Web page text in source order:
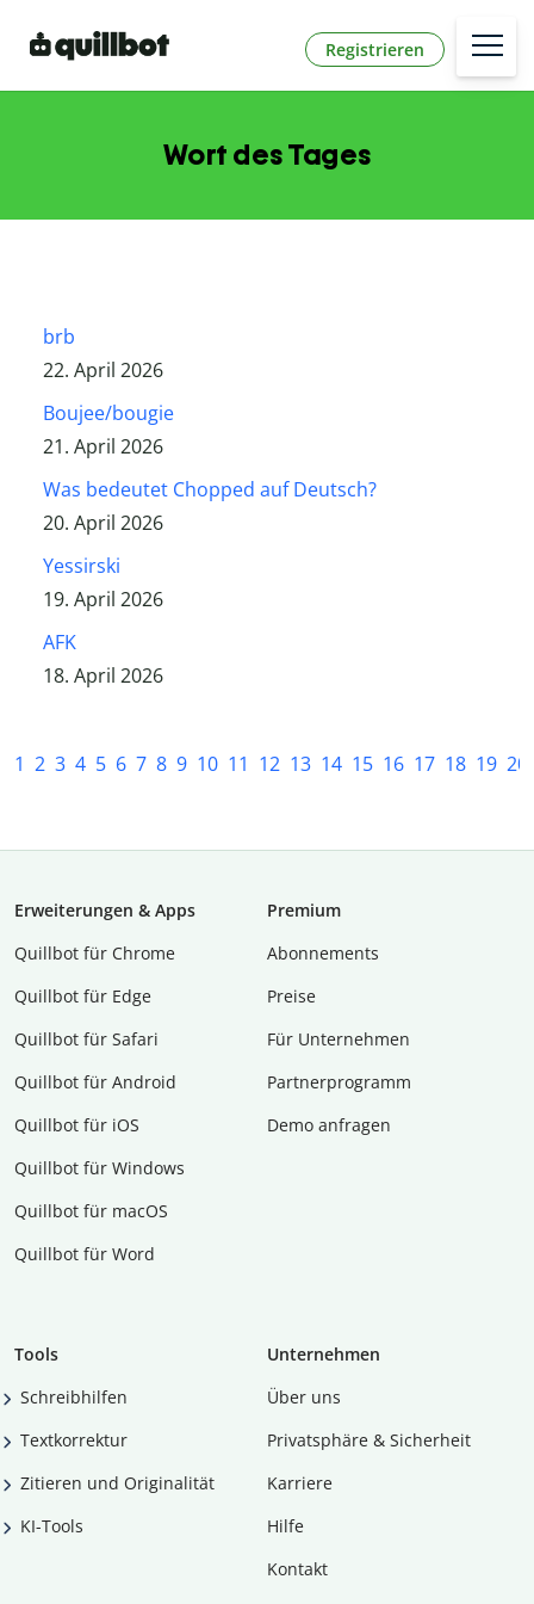
Registrieren
Wort des Tages
brb
22. April 2026
Boujee/bougie
21. April 2026
Was bedeutet Chopped auf Deutsch?
20. April 2026
Yessirski
19. April 2026
AFK
18. April 2026
1 2 3 4 5 6 7 8 9 10 11 12 13 14 15 16 17 18 19 20
Erweiterungen & Apps
Quillbot für Chrome
Quillbot für Edge
Quillbot für Safari
Quillbot für Android
Quillbot für iOS
Quillbot für Windows
Quillbot für macOS
Quillbot für Word
Premium
Abon­ne­ments
Preise
Für Unternehmen
Partnerprogramm
Demo anfragen
Tools
Schreibhilfen
Textkorrektur
Zitieren und Originalität
KI-Tools
Unternehmen
Über uns
Privatsphäre & Sicherheit
Karriere
Hilfe
Kontakt